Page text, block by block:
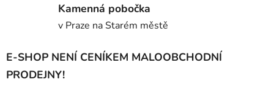
Kamenná pobočka
v Praze na Starém městě
E-SHOP NENÍ CENÍKEM MALOOBCHODNÍ
PRODEJNY!